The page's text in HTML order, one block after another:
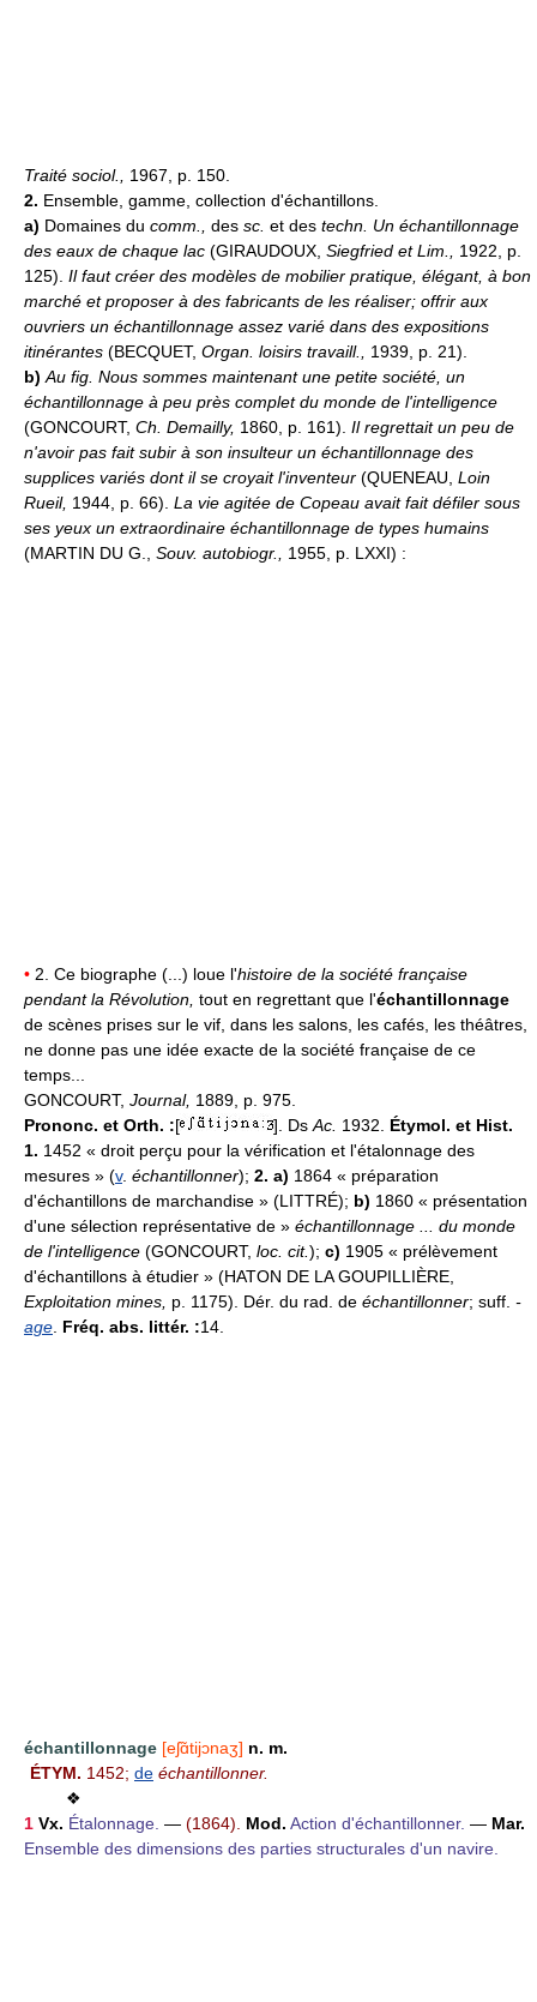
Traité sociol., 1967, p. 150.
2. Ensemble, gamme, collection d'échantillons.
a) Domaines du comm., des sc. et des techn. Un échantillonnage
des eaux de chaque lac (GIRAUDOUX, Siegfried et Lim., 1922, p.
125). Il faut créer des modèles de mobilier pratique, élégant, à bon
marché et proposer à des fabricants de les réaliser; offrir aux
ouvriers un échantillonnage assez varié dans des expositions
itinérantes (BECQUET, Organ. loisirs travaill., 1939, p. 21).
b) Au fig. Nous sommes maintenant une petite société, un
échantillonnage à peu près complet du monde de l'intelligence
(GONCOURT, Ch. Demailly, 1860, p. 161). Il regrettait un peu de
n'avoir pas fait subir à son insulteur un échantillonnage des
supplices variés dont il se croyait l'inventeur (QUENEAU, Loin
Rueil, 1944, p. 66). La vie agitée de Copeau avait fait défiler sous
ses yeux un extraordinaire échantillonnage de types humains
(MARTIN DU G., Souv. autobiogr., 1955, p. LXXI) :
• 2. Ce biographe (...) loue l'histoire de la société française
pendant la Révolution, tout en regrettant que l'échantillonnage
de scènes prises sur le vif, dans les salons, les cafés, les théâtres,
ne donne pas une idée exacte de la société française de ce
temps...
GONCOURT, Journal, 1889, p. 975.
Prononc. et Orth. :[ ]. Ds Ac. 1932. Étymol. et Hist.
1. 1452 « droit perçu pour la vérification et l'étalonnage des
mesures » (v. échantillonner); 2. a) 1864 « préparation
d'échantillons de marchandise » (LITTRÉ); b) 1860 « présentation
d'une sélection représentative de » échantillonnage ... du monde
de l'intelligence (GONCOURT, loc. cit.); c) 1905 « prélèvement
d'échantillons à étudier » (HATON DE LA GOUPILLIÈRE,
Exploitation mines, p. 1175). Dér. du rad. de échantillonner; suff. -
age Fréq. abs. littér. :14.
échantillonnage [eʃɑ̃tijɔnaʒ] n. m.
ÉTYM. 1452; de échantillonner.
❖
1 Vx. Étalonnage. — (1864). Mod. Action d'échantillonner. — Mar.
Ensemble des dimensions des parties structurales d'un navire.